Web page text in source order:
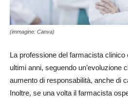
(immagine: Canva)
La professione del farmacista clinico
ultimi anni, seguendo un’evoluzione
aumento di responsabilità, anche di
Inoltre, se una volta il farmacista